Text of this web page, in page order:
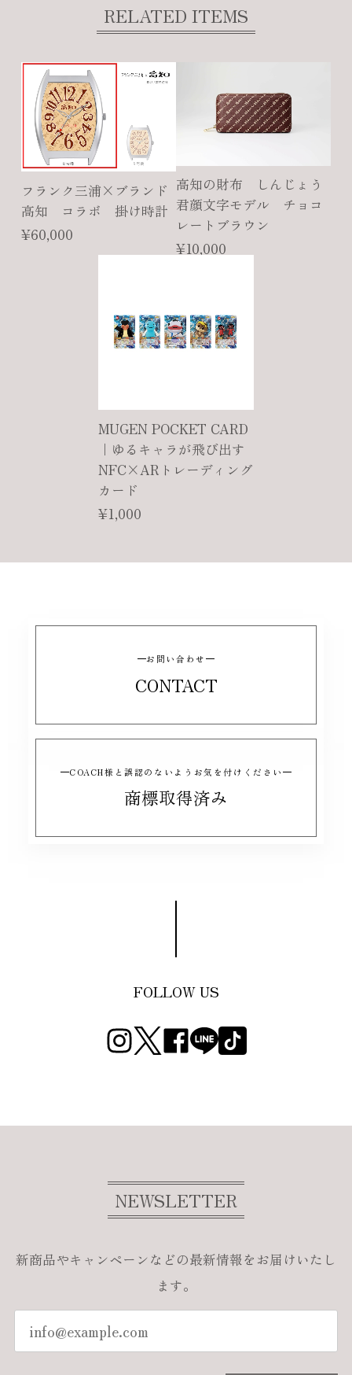
RELATED ITEMS
フランク三浦×ブランド
高知 コラボ 掛け時計
¥60,000
高知の財布 しんじょう
君顔文字モデル チョコ
レートブラウン
¥10,000
MUGEN POCKET CARD
｜ゆるキャラが飛び出す
NFC×ARトレーディング
カード
¥1,000
お問い合わせ
CONTACT
COACH様と誤認のないようお気を付けください
商標取得済み
FOLLOW US
NEWSLETTER
新商品やキャンペーンなどの最新情報をお届けいたし
ます。